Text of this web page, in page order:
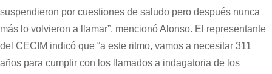
suspendieron por cuestiones de saludo pero después nunca
más lo volvieron a llamar”, mencionó Alonso. El representante
del CECIM indicó que “a este ritmo, vamos a necesitar 311
años para cumplir con los llamados a indagatoria de los